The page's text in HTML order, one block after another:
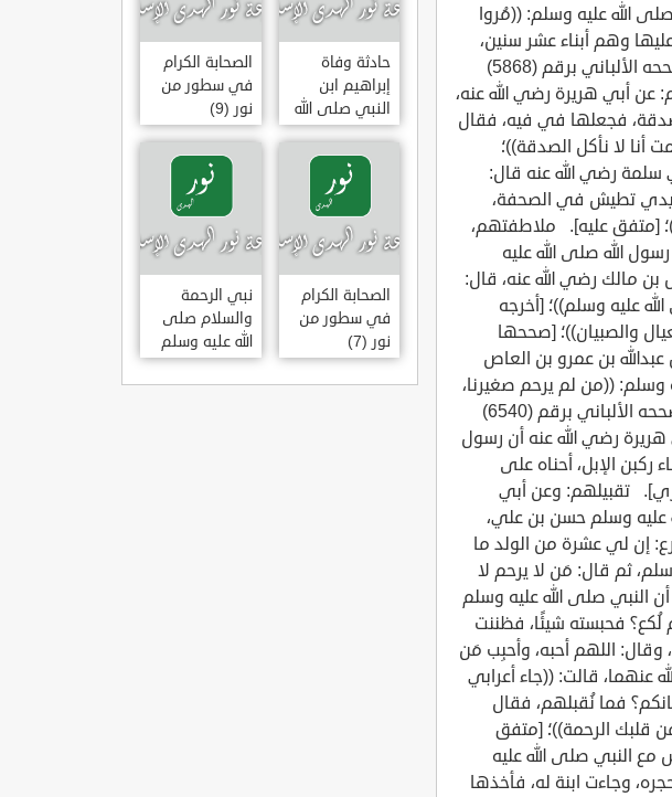
حادثة وفاة
إبراهيم ابن
النبي صلى الله
عليه وسلم
(وقفة تأملية)
الصحابة الكرام
في سطور من
نور (9)
الصحابة الكرام
في سطور من
نور (7)
نبي الرحمة
والسلام صلى
الله عليه وسلم